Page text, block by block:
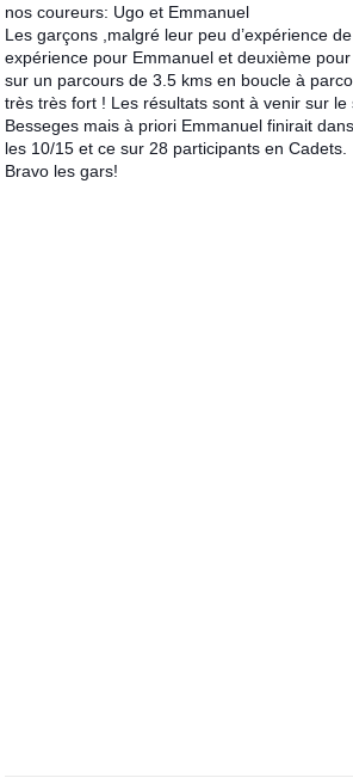
nos coureurs: Ugo et Emmanuel
Les garçons ,malgré leur peu d’expérience
expérience pour Emmanuel et deuxième
sur un parcours de 3.5 kms en boucle à
très très fort ! Les résultats sont à venir sur le
Besseges mais à priori Emmanuel finirait
les 10/15 et ce sur 28 participants en Cadets.
Bravo les gars!